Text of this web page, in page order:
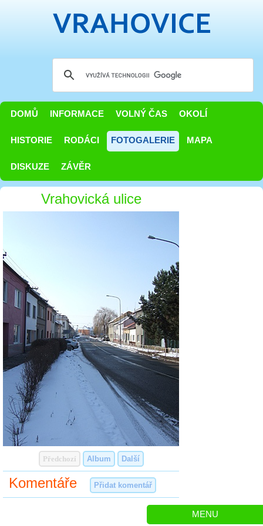
DOMŮ INFORMACE VOLNÝ ČAS OKOLÍ
HISTORIE RODÁCI FOTOGALERIE MAPA
DISKUZE ZÁVĚR
Vrahovická ulice
Předchozí Album Další
Komentáře Přidat komentář
MENU